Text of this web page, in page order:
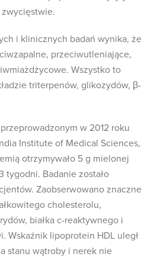
i klinicznych badań wynika, że
przeciwutleniające,
Wszystko to
triterpenów, glikozydów, β-
w 2012 roku
Institute of Medical Sciences,
otrzymywało 5 g mielonej
tygodni. Badanie zostało
Zaobserwowano znaczne
cholesterolu,
białka c-reaktywnego i
Wskaźnik lipoprotein HDL uległ
stanu wątroby i nerek nie